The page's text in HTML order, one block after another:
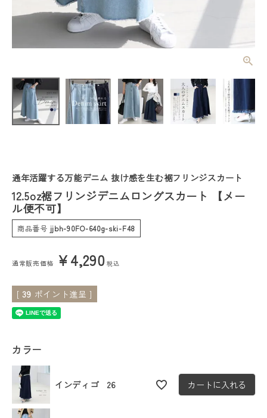
ンジデニムロ
可】
ファッション雑貨
会員ステージ特典プログラムについて
ご利用ガイド
通年活躍する万能デニム 抜け感を生む裾フリンジスカート
12.5oz裾フリンジデニムロングスカート 【メー
ル便不可】
商品番号 jjbh-90FO-640g-ski-F48
通常販売価格 ¥4,290 税込
[ 39 ポイント進呈 ]
カラー
インディゴ 26 カートに入れる